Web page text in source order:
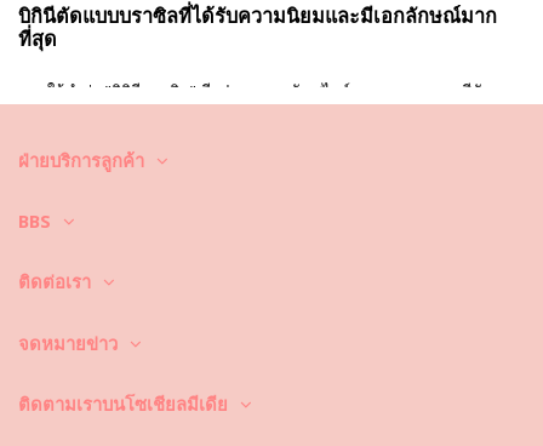
บิกินีตัดแบบบราซิลที่ได้รับความนิยมและมีเอกลักษณ์มาก
ที่สุด
ภายใต้คำว่า "บิกินีบราซิล" มีรูปแบบ รอยตัด สไตล์บน ลวดลาย และสีสัน
Niemeyer, Rio de Sol หรือ ViX มีให้บริการบนเว็บไซต์ของเรา รูปแบบต่างๆ
ถูกคัดสรรตามแนวโน้มปัจจุบันและคุณภาพสูง บางรูปแบบเป็นแบบคลาสสิก
มันช่วยเสริมหน้าอกและทำให้คุณรู้สึกมั่นใจมากขึ้น! แนะนำสำหรับผู้ที่
ต้องการเลือกคอเสื้อแบบลึก บิกินีพุชอัพมีทั้งแบบที่มีและไม่มีแผ่นรองถอดได้
ยังสามารถเลือกบิกินีประเภทนี้ได้ เพราะมันจะให้การสนับสนุนที่ดีและช่วย
เสริมรูปหน้าอกของคุณได้อย่างสวยงาม
ฝ่ายบริการลูกค้า
BBS
ติดต่อเรา
จดหมายข่าว
ติดตามเราบนโซเชียลมีเดีย